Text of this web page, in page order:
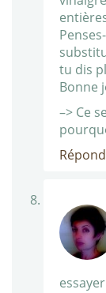
tu dis
Bonne
–> Ce